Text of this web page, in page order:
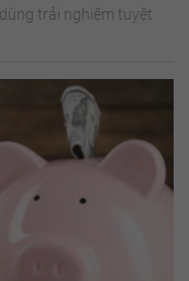
trải nghiệm tuyệt